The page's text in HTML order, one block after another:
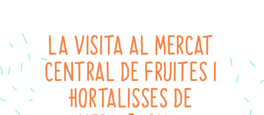
LA VISITA AL MERCAT
CENTRAL DE FRUITES I
HORTALISSES DE